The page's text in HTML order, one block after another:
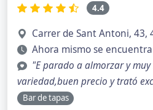
4.4
Carrer de Sant Antoni, 43,
Ahora mismo se
"E parado a almorzar y
variedad,buen precio y trató
Bar de tapas